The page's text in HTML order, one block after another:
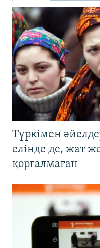
Түркімен
елінде де, жат
қорғалмаған